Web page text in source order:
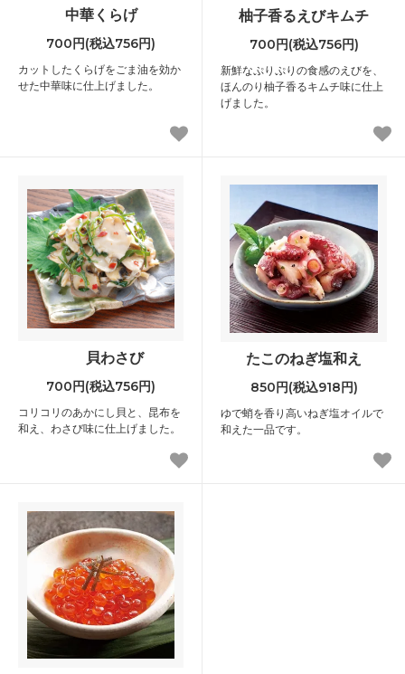
中華くらげ
700円(税込756円)
カットしたくらげをごま油を効か
せた中華味に仕上げました。
柚子香るえびキムチ
700円(税込756円)
新鮮なぷりぷりの食感のえびを、
ほんのり柚子香るキムチ味に仕上
げました。
貝わさび
700円(税込756円)
コリコリのあかにし貝と、昆布を
和え、わさび味に仕上げました。
たこのねぎ塩和え
850円(税込918円)
ゆで蛸を香り高いねぎ塩オイルで
和えた一品です。